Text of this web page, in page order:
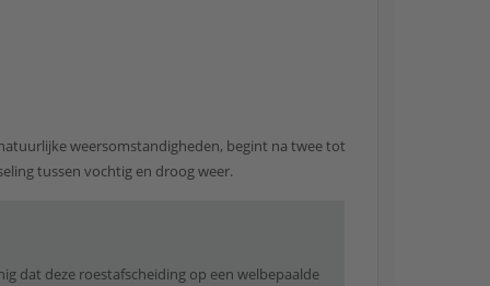
weersomstandigheden, begint na twee tot
tussen vochtig en droog weer.
dat deze roestafscheiding op een welbepaalde